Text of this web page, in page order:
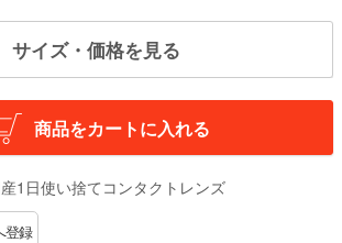
サイズ・価格を見る
商品をカートに入れる
1日使い捨てコンタクトレンズ
登録